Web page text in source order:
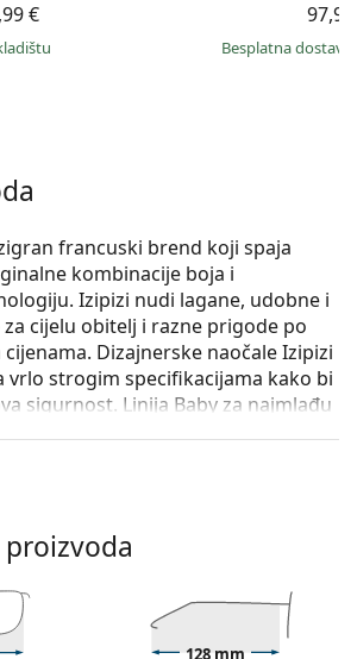
€
Besplatna dostava
francuski brend koji spaja
kombinacije boja i
Izipizi nudi lagane, udobne i
cijelu obitelj i razne prigode po
Dizajnerske naočale Izipizi
vrlo strogim specifikacijama kako bi
sigurnost. Linija Baby za najmlađu
naočala uvijek
Black (za uzrast 5 - 10 godina)
virtualnog isprobavanja i
sa sunčanim naočalama.
128 mm